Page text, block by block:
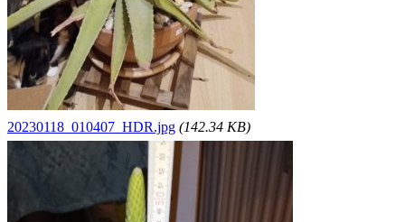
20230118_010407_HDR.jpg (142.34 KB)